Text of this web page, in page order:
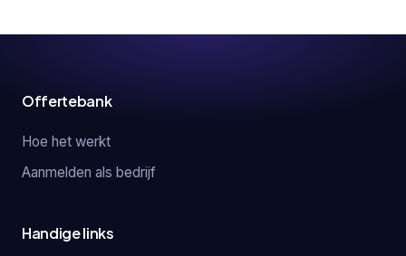
Offertebank
Hoe het werkt
Aanmelden als bedrijf
Handige links